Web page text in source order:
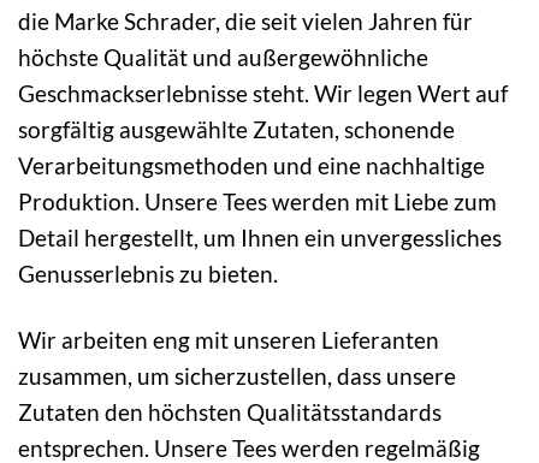
die Marke Schrader, die seit vielen Jahren für
höchste Qualität und außergewöhnliche
Geschmackserlebnisse steht. Wir legen Wert auf
sorgfältig ausgewählte Zutaten, schonende
Verarbeitungsmethoden und eine nachhaltige
Produktion. Unsere Tees werden mit Liebe zum
Detail hergestellt, um Ihnen ein unvergessliches
Genusserlebnis zu bieten.
Wir arbeiten eng mit unseren Lieferanten
zusammen, um sicherzustellen, dass unsere
Zutaten den höchsten Qualitätsstandards
entsprechen. Unsere Tees werden regelmäßig